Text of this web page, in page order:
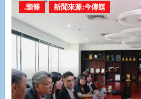
.頭條 新聞來源:今傳媒